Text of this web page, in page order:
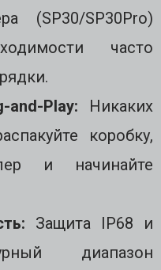
(SP30/SP30Pro)
часто
Play: Никаких
коробку,
и начинайте
Защита IP68 и
диапазон